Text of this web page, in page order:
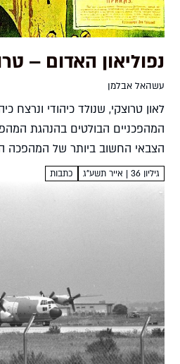
נפוליאון האדום –
עשהאל אבלמן
לאון טרוצקי, שנולד כיהודי ונרצח
המהפכניים הבולטים בהנהגת
הצבאי החשוב ביותר של המהפכה
שבחבורה, אולם אף טרוצקי תמך
המונית לשם הנחלת הקומוניזם....
גיליון 36 | אייר תשע"ג כתבות